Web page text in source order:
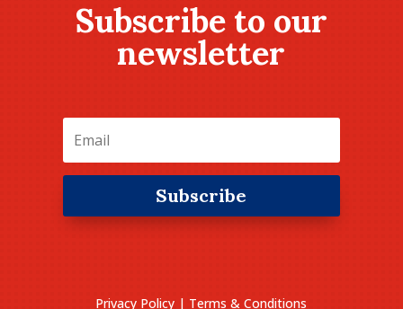
Subscribe to our
newsletter
Subscribe
Privacy Policy | Terms & Conditions